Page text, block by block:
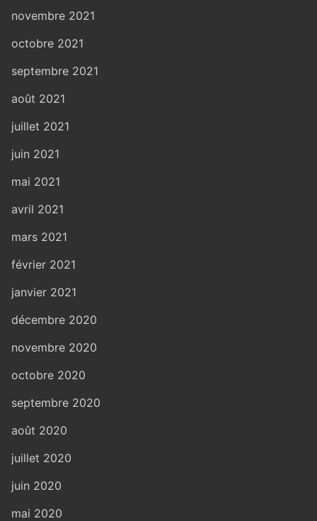
novembre 2021
octobre 2021
septembre 2021
août 2021
juillet 2021
juin 2021
mai 2021
avril 2021
mars 2021
février 2021
janvier 2021
décembre 2020
novembre 2020
octobre 2020
septembre 2020
août 2020
juillet 2020
juin 2020
mai 2020